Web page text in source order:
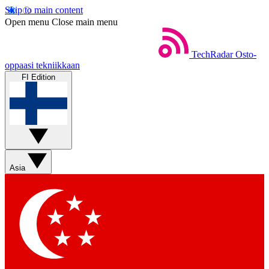
Skip to main content
Open menu Close main menu
TechRadar Osto-
oppaasi tekniikkaan
FI Edition
Asia